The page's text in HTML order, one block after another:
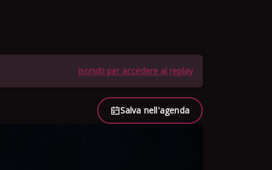
Iscriviti per accedere al replay
Salva nell'agenda